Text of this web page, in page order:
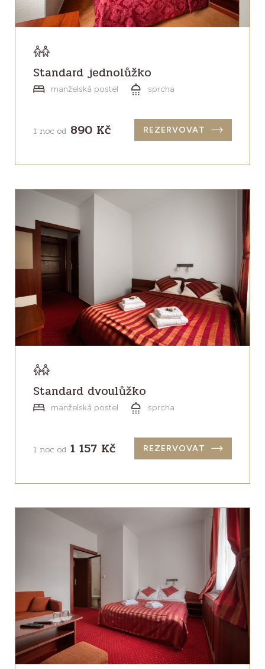
Standard jednolůžko
manželská postel sprcha
1 noc od 890 Kč REZERVOVAT
Standard dvoulůžko
manželská postel sprcha
1 noc od 1 157 Kč REZERVOVAT